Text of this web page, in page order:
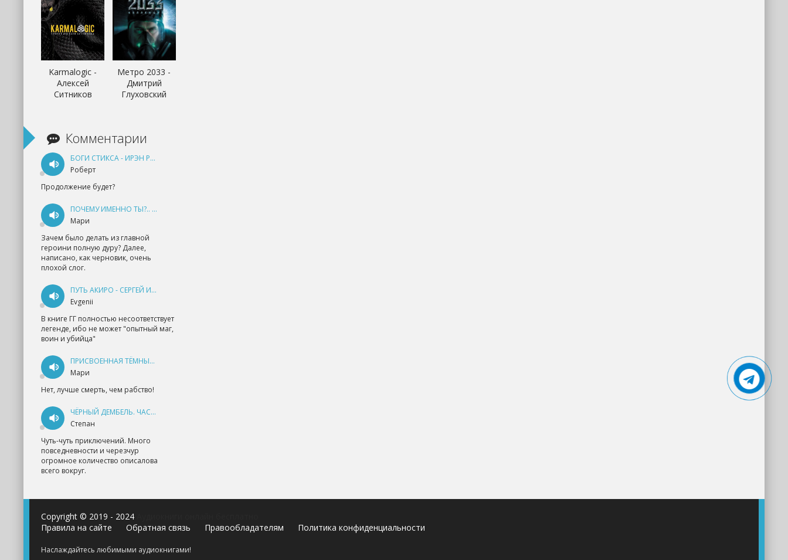
Karmalogic -
Алексей
Ситников
Метро 2033 -
Дмитрий
Глуховский
Комментарии
БОГИ СТИКСА - ИРЭН РУДКЕВИЧ
Роберт
Продолжение будет?
ПОЧЕМУ ИМЕННО ТЫ?.. КНИГА 1 - ЕКАТЕРИНА ЮДИНА
Мари
Зачем было делать из главной
героини полную дуру? Далее,
написано, как черновик, очень
плохой слог.
ПУТЬ АКИРО - СЕРГЕЙ ИЗМАЙЛОВ
Evgenii
В книге ГГ полностью несоответствует
легенде, ибо не может "опытный маг,
воин и убийца"
ПРИСВОЕННАЯ ТЁМНЫМ. ПРОКЛЯТАЯ ЛЮБОВЬ - АННА ГЕРР
Мари
Нет, лучше смерть, чем рабство!
ЧЁРНЫЙ ДЕМБЕЛЬ. ЧАСТЬ 1 - АНДРЕЙ ФЕДИН
Степан
Чуть-чуть приключений. Много
повседневности и черезчур
огромное количество описалова
всего вокруг.
Copyright © 2019 - 2024
Правила на сайте
Обратная связь Правообладателям Политика конфиденциальности
Наслаждайтесь любимыми аудиокнигами!